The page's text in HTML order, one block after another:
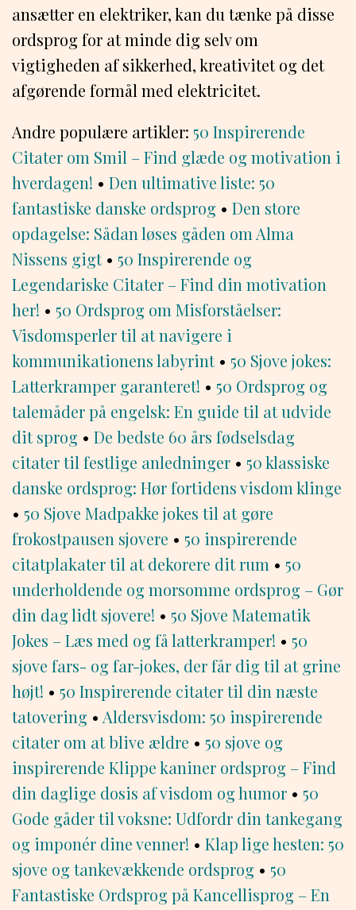
ansætter en elektriker, kan du tænke på disse
ordsprog for at minde dig selv om
vigtigheden af sikkerhed, kreativitet og det
afgørende formål med elektricitet.
Andre populære artikler: 50 Inspirerende
Citater om Smil – Find glæde og motivation i
hverdagen! • Den ultimative liste: 50
fantastiske danske ordsprog • Den store
opdagelse: Sådan løses gåden om Alma
Nissens gigt• 50 Inspirerende og
Legendariske Citater – Find din motivation
her! • 50 Ordsprog om Misforståelser:
Visdomsperler til at navigere i
kommunikationens labyrint• 50 Sjove jokes:
Latterkramper garanteret! • 50 Ordsprog og
talemåder på engelsk: En guide til at udvide
dit sprog • De bedste 60 års fødselsdag
citater til festlige anledninger • 50 klassiske
danske ordsprog: Hør fortidens visdom klinge
• 50 Sjove Madpakke jokes til at gøre
frokostpausen sjovere • 50 inspirerende
citatplakater til at dekorere dit rum • 50
underholdende og morsomme ordsprog – Gør
din dag lidt sjovere! • 50 Sjove Matematik
Jokes – Læs med og få latterkramper! • 50
sjove fars- og far-jokes, der får dig til at grine
højt! • 50 Inspirerende citater til din næste
tatovering • Aldersvisdom: 50 inspirerende
citater om at blive ældre • 50 sjove og
inspirerende Klippe kaniner ordsprog – Find
din daglige dosis af visdom og humor • 50
Gode gåder til voksne: Udfordr din tankegang
og imponér dine venner! • Klap lige hesten: 50
sjove og tankevækkende ordsprog • 50
Fantastiske Ordsprog på Kancellisprog – En